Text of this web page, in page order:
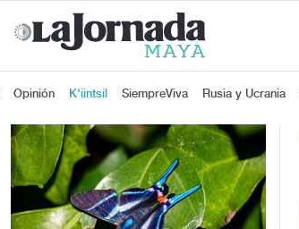
Opinión K'iintsil SiempreViva Rusia y Ucrania